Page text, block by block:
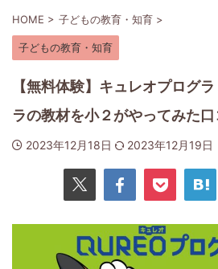
HOME > 子どもの教育・知育 >
子どもの教育・知育
【無料体験】キュレオプログ
ラの教材を小２がやってみた口
2023年12月18日 2023年12月19日